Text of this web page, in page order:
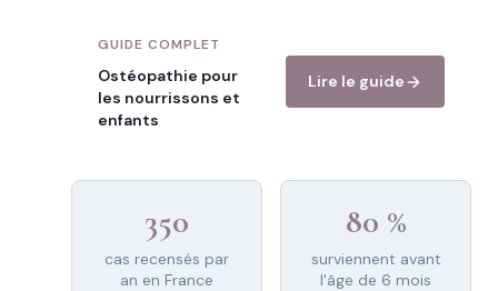
GUIDE COMPLET
Ostéopathie pour
les nourrissons et
enfants
Lire le guide
350
cas recensés par
an en France
80 %
surviennent avant
l'âge de 6 mois